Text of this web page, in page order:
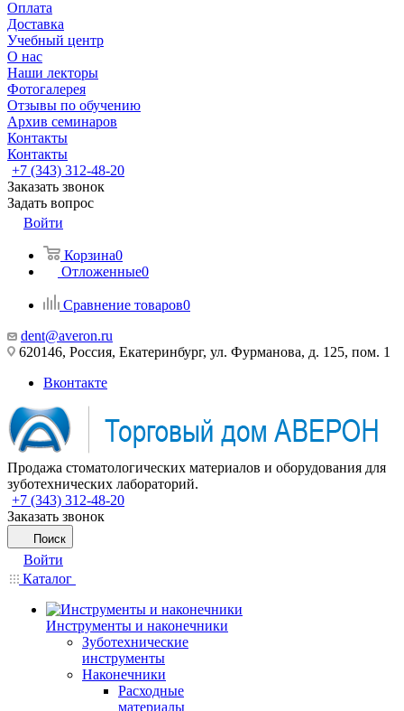
Оплата
Доставка
Учебный центр
О нас
Наши лекторы
Фотогалерея
Отзывы по обучению
Архив семинаров
Контакты
Контакты
+7 (343) 312-48-20
Заказать звонок
Задать вопрос
Войти
Корзина0
Отложенные0
Сравнение товаров0
dent@averon.ru
620146, Россия, Екатеринбург, ул. Фурманова, д. 125, пом. 1
Вконтакте
Продажа стоматологических материалов и оборудования для
зуботехнических лабораторий.
+7 (343) 312-48-20
Заказать звонок
Поиск
Войти
Каталог
Инструменты и наконечники
Зуботехнические
инструменты
Наконечники
Расходные
материалы